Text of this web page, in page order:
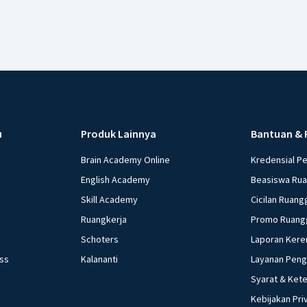
adalah
yaitu
bagi
bahwa
1945
Produk Lainnya
Brain Academy Online
English Academy
Skill Academy
Ruangkerja
Schoters
Kalananti
Bantuan &
Kredensial
Beasiswa
Cicilan
Promo
Laporan
Layanan
Syarat &
Kebijakan